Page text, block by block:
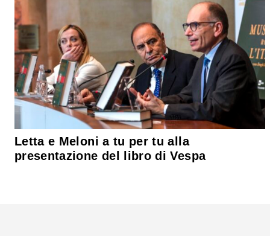
Letta e Meloni a tu per tu alla
presentazione del libro di Vespa